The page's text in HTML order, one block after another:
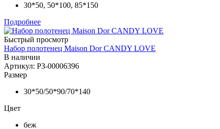
30*50, 50*100, 85*150
Подробнее
Быстрый просмотр
Набор полотенец Maison Dor CANDY LOVE
В наличии
Артикул: РЗ-00006396
Размер
30*50/50*90/70*140
Цвет
беж